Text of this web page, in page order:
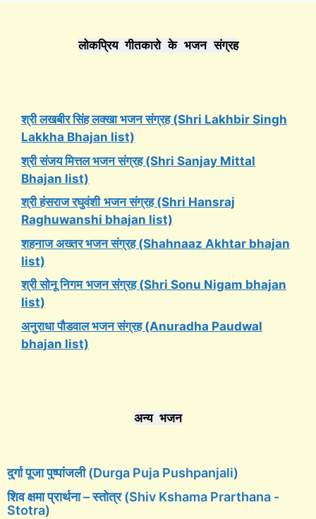
लोकप्रिय गीतकारो के भजन संग्रह
श्री लखबीर सिंह लक्खा भजन संग्रह (Shri Lakhbir Singh
Lakkha Bhajan list)
श्री संजय मित्तल भजन संग्रह (Shri Sanjay Mittal
Bhajan list)
श्री हंसराज रघुवंशी भजन संग्रह (Shri Hansraj
Raghuwanshi bhajan list)
शहनाज अख्तर भजन संग्रह (Shahnaaz Akhtar bhajan
list)
श्री सोनू निगम भजन संग्रह (Shri Sonu Nigam bhajan
list)
अनुराधा पौडवाल भजन संग्रह (Anuradha Paudwal
bhajan list)
अन्य भजन
दुर्गा पूजा पुष्पांजली (Durga Puja Pushpanjali)
शिव क्षमा प्रार्थना – स्तोत्र (Shiv Kshama Prarthana -
Stotra)